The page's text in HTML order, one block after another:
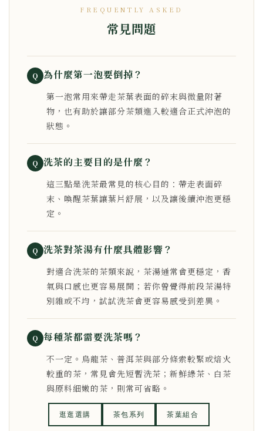
FREQUENTLY ASKED
常見問題
Q 為什麼第一泡要倒掉？
第一泡常用來帶走茶葉表面的碎末與微量附著
物，也有助於讓部分茶類進入較適合正式沖泡的
狀態。
Q 洗茶的主要目的是什麼？
這三點是洗茶最常見的核心目的：帶走表面碎
末、喚醒茶葉讓葉片舒展，以及讓後續沖泡更穩
定。
Q 洗茶對茶湯有什麼具體影響？
對適合洗茶的茶類來說，茶湯通常會更穩定，香
氣與口感也更容易展開；若你曾覺得前段茶湯特
別雜或不均，試試洗茶會更容易感受到差異。
Q 每種茶都需要洗茶嗎？
不一定。烏龍茶、普洱茶與部分條索較緊或焙火
較重的茶，常見會先短暫洗茶；新鮮綠茶、白茶
與原料細嫩的茶，則常可省略。
逛逛選購 茶包系列 茶葉組合